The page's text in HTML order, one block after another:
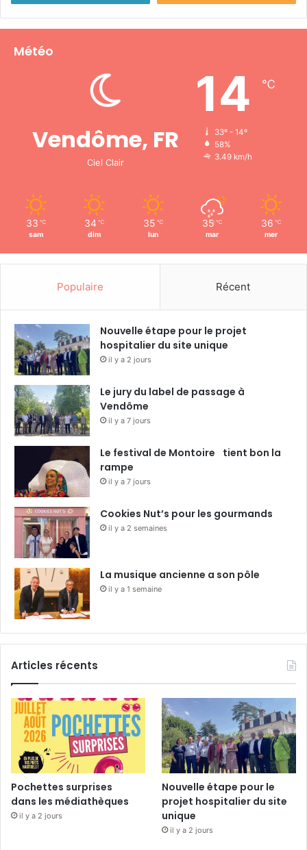
Météo
Vendôme, FR
Ciel Clair
14 ℃
33º - 14º
58%
3.49 km/h
33 ℃
sam
34 ℃
dim
35 ℃
lun
35 ℃
mar
36 ℃
mer
Populaire Récent
Nouvelle étape pour le projet
hospitalier du site unique
il y a 2 jours
Le jury du label de passage à
Vendôme
il y a 7 jours
Le festival de Montoire tient bon la
rampe
il y a 7 jours
Cookies Nut’s pour les gourmands
il y a 2 semaines
La musique ancienne a son pôle
il y a 1 semaine
Articles récents
Pochettes surprises
dans les médiathèques
il y a 2 jours
Nouvelle étape pour le
projet hospitalier du site
unique
il y a 2 jours